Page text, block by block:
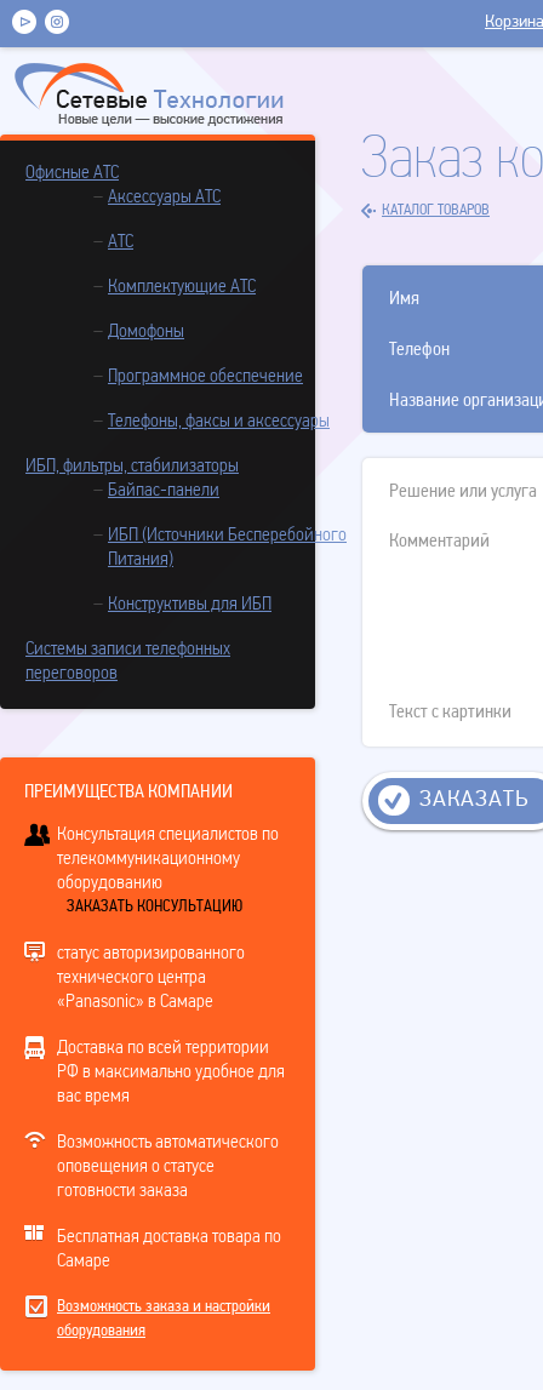
Корзина
Офисные АТС
Аксессуары АТС
АТС
Комплектующие АТС
Домофоны
Программное обеспечение
Телефоны, факсы и аксессуары
ИБП, фильтры, стабилизаторы
Байпас-панели
ИБП (Источники Бесперебойного
Питания)
Конструктивы для ИБП
Системы записи телефонных
переговоров
ПРЕИМУЩЕСТВА КОМПАНИИ
Консультация специалистов по
телекоммуникационному
оборудованию
ЗАКАЗАТЬ КОНСУЛЬТАЦИЮ
статус авторизированного
технического центра
«Panasonic» в Самаре
Доставка по всей территории
РФ в максимально удобное для
вас время
Возможность автоматического
оповещения о статусе
готовности заказа
Бесплатная доставка товара по
Самаре
Возможность заказа и настройки
оборудования
Заказ
КАТАЛОГ ТОВАРОВ
Имя
Телефон
Название
Решение или услуга
Комментарий
Текст с картинки
ЗАКАЗАТЬ